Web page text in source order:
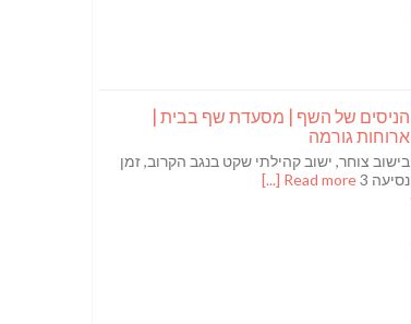
הניסים של השף | מסעדת שף בבית |
ארוחות גורמה
בישוב צוחר, ישוב קהילתי שקט בנגב הקרוב, זמן
נסיעה 3
Read more [...]